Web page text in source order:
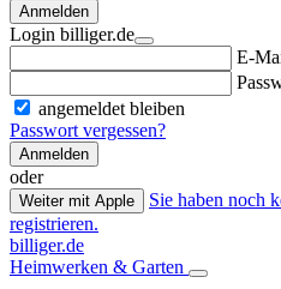
Anmelden
Login billiger.de
E-
angemeldet bleiben
Passwort vergessen?
Anmelden
oder
Weiter mit Apple
Sie haben noch
registrieren.
billiger.de
Heimwerken & Garten